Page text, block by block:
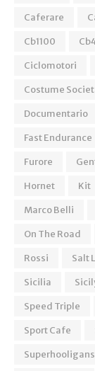
Caferare
Cb1100
Ciclomotori
Costume
Documentario
Fast Endurance
Furore
Hornet
Kit
Marco Belli
On The Road
Rossi
Salt
Sicilia
Speed Triple
Sport Cafe
Superhooligans